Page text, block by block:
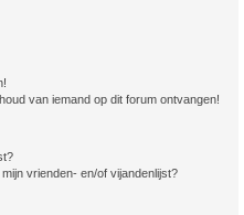
van iemand op dit forum ontvangen!
vrienden- en/of vijandenlijst?